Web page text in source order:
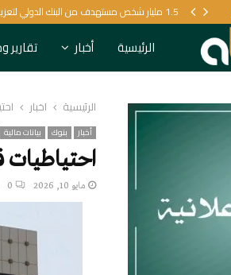
1.5 مليار شخص مستهدف من البنك الدولي لتعزيز الرعاية الصحية
الرئيسية أخبار تقارير
الرئيسية أخبار
أخبار بنوك بيانات مالية
احتياطيات قطر
مايو 10, 2026 0